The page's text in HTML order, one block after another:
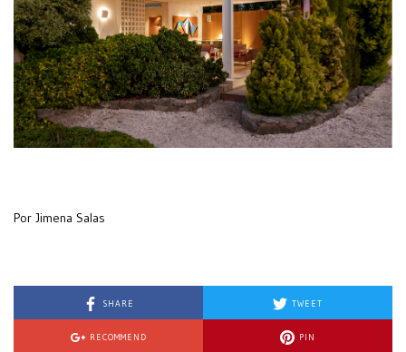
Por Jimena Salas
SHARE TWEET
RECOMMEND PIN